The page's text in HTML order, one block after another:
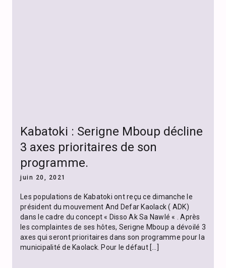
Kabatoki : Serigne Mboup décline
3 axes prioritaires de son
programme.
juin 20, 2021
Les populations de Kabatoki ont reçu ce dimanche le
président du mouvement And Defar Kaolack ( ADK)
dans le cadre du concept « Disso Ak Sa Nawlé « . Après
les complaintes de ses hôtes, Serigne Mboup a dévoilé 3
axes qui seront prioritaires dans son programme pour la
municipalité de Kaolack. Pour le défaut […]